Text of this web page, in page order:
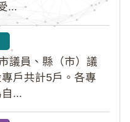
...
議員、縣（市）議
戶共計5戶。各專
...